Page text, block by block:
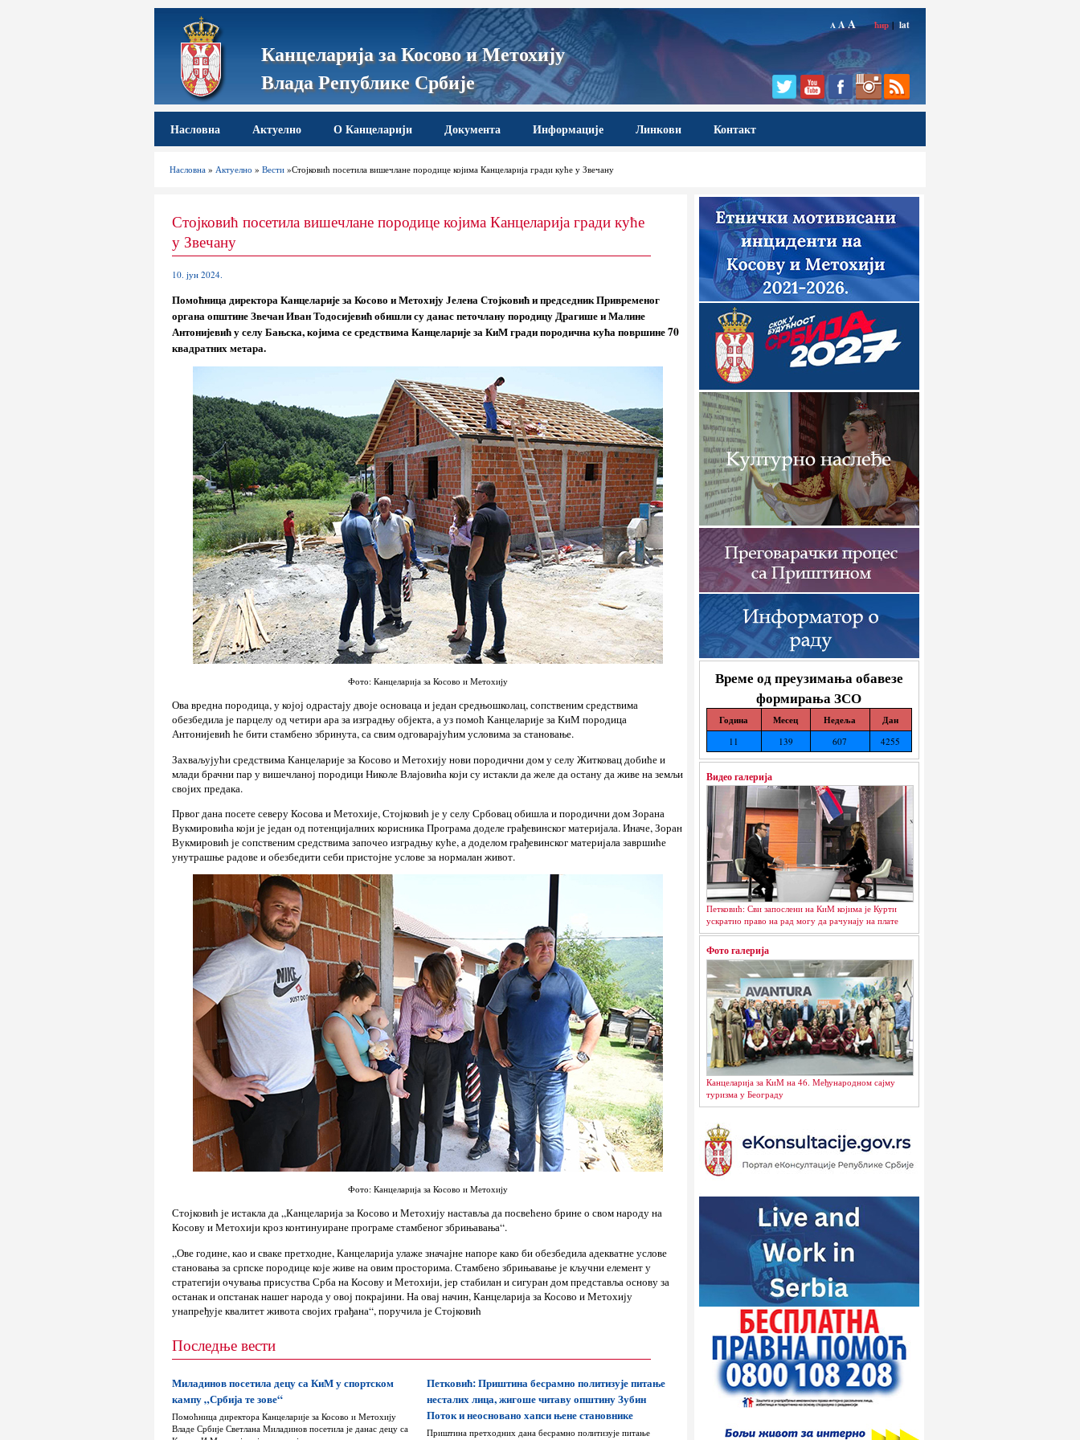
Канцеларија за Косово и Метохију
Влада Републике Србије
A AA ћир | lat
Насловна Актуелно О Канцеларији Документа Информације Линкови Контакт
Насловна »Актуелно »Вести »Стојковић посетила вишечлане породице којима Канцеларија гради куће у Звечану
Време од преузимања обавезе
формирања ЗСО
Година Месец Недеља Дан
11 139 607 4255
Видео галерија
Петковић: Сви запослени на КиМ којима је Курти
ускратио право на рад могу да рачунају на плате
Фото галерија
Канцеларија за КиМ на 46. Међународном сајму
туризма у Београду
Стојковић посетила вишечлане породице којима Канцеларија гради куће
у Звечану
10. јун 2024.
Помоћница директора Канцеларије за Косово и Метохију Јелена Стојковић и председник Привременог
органа општине Звечан Иван Тодосијевић обишли су данас петочлану породицу Драгише и Малине
Антонијевић у селу Бањска, којима се средствима Канцеларије за КиМ гради породична кућа површине 70
квадратних метара.
Фото: Канцеларија за Косово и Метохију
Ова вредна породица, у којој одрастају двоје основаца и један средњошколац, сопственим средствима
обезбедила је парцелу од четири ара за изградњу објекта, а уз помоћ Канцеларије за КиМ породица
Антонијевић ће бити стамбено збринута, са свим одговарајућим условима за становање.
Захваљујући средствима Канцеларије за Косово и Метохију нови породични дом у селу Житковац добиће и
млади брачни пар у вишечланој породици Николе Влајовића који су истакли да желе да остану да живе на земљи
својих предака.
Првог дана посете северу Косова и Метохије, Стојковић је у селу Србовац обишла и породични дом Зорана
Вукмировића који је један од потенцијалних корисника Програма доделе грађевинског материјала. Иначе, Зоран
Вукмировић је сопственим средствима започео изградњу куће, а доделом грађевинског материјала завршиће
унутрашње радове и обезбедити себи пристојне услове за нормалан живот.
Фото: Канцеларија за Косово и Метохију
Стојковић је истакла да „Канцеларија за Косово и Метохију наставља да посвећено брине о свом народу на
Косову и Метохији кроз континуиране програме стамбеног збрињавања“.
„Ове године, као и сваке претходне, Канцеларија улаже значајне напоре како би обезбедила адекватне услове
становања за српске породице које живе на овим просторима. Стамбено збрињавање је кључни елемент у
стратегији очувања присуства Срба на Косову и Метохији, јер стабилан и сигуран дом представља основу за
останак и опстанак нашег народа у овој покрајини. На овај начин, Канцеларија за Косово и Метохију
унапређује квалитет живота својих грађана“, поручила је Стојковић
Последње вести
Миладинов посетила децу са КиМ у спортском
кампу „Србија те зове“
Помоћница директора Канцеларије за Косово и Метохију
Владе Србије Светлана Миладинов посетила је данас децу са
Петковић: Приштина бесрамно политизује питање
несталих лица, жигоше читаву општину Зубин
Поток и неосновано хапси њене становнике
Приштина претходних дана бесрамно политизује питање